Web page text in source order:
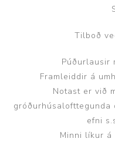
Tilboð
Púðurlausir
Framleiddir á
Notast er við
efni
Minni líkur á